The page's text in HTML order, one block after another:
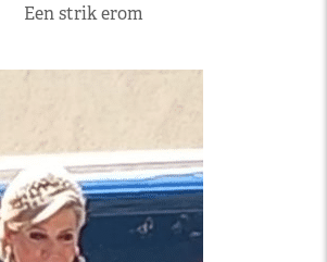
Een strik erom